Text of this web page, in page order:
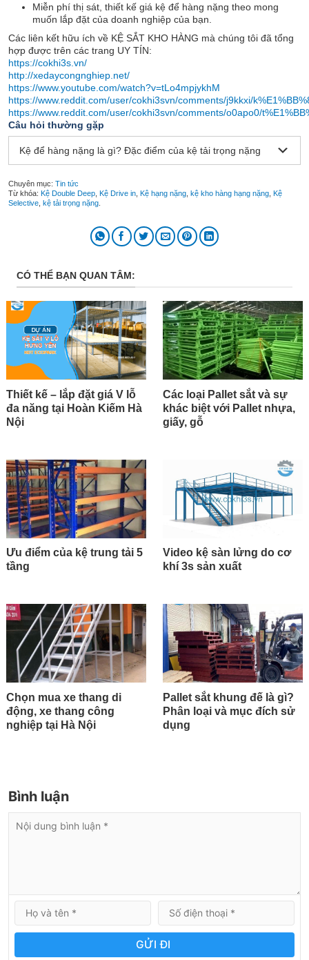
Miễn phí thị sát, thiết kế giá kệ để hàng nặng theo mong
muốn lắp đặt của doanh nghiệp của bạn.
Các liên kết hữu ích về KỆ SẮT KHO HÀNG mà chúng tôi đã tổng
hợp được trên các trang UY TÍN:
https://cokhi3s.vn/
http://xedaycongnghiep.net/
https://www.youtube.com/watch?v=tLo4mpjykhM
https://www.reddit.com/user/cokhi3svn/comments/j9kkxi/
https://www.reddit.com/user/cokhi3svn/comments/o0apo0/
Câu hỏi thường gặp
Kệ để hàng nặng là gì? Đặc điểm của kệ tải trọng nặng
Chuyên mục: Tin tức
Từ khóa: Kệ Double Deep Kệ Drive in Kệ hạng nặng kệ kho hàng hạng nặng
Kệ
Selective kệ tải trọng nặng
CÓ THỂ BẠN QUAN TÂM:
Thiết kế – lắp đặt giá V lỗ
đa năng tại Hoàn Kiếm Hà
Nội
Các loại Pallet sắt và sự
khác biệt với Pallet nhựa,
giấy, gỗ
Ưu điểm của kệ trung tải 5
tầng
Video kệ sàn lửng do cơ
khí 3s sản xuất
Chọn mua xe thang di
động, xe thang công
nghiệp tại Hà Nội
Pallet sắt khung đế là gì?
Phân loại và mục đích sử
dụng
Bình luận
GỬI ĐI